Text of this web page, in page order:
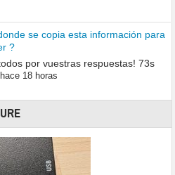
se copia esta información para
?
por vuestras respuestas! 73s
hace 18 horas